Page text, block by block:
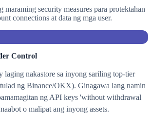
maraming security measures para protektahan
connections at data ng mga user.
Control
laging nakastore sa inyong sariling top-tier
ng Binance/OKX). Ginagawa lang namin
ng API keys 'without withdrawal
o malipat ang inyong assets.